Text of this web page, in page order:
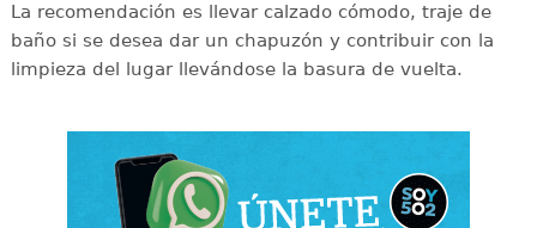
La recomendación es llevar calzado cómodo, traje de
baño si se desea dar un chapuzón y contribuir con la
limpieza del lugar llevándose la basura de vuelta.